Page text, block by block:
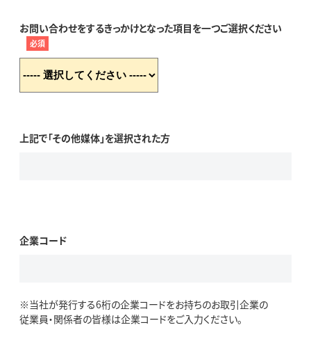
お問い合わせをするきっかけとなった項目を一つご選択ください
必須
上記で「その他媒体」を選択された方
企業コード
※当社が発行する6桁の企業コードをお持ちのお取引企業の
従業員・関係者の皆様は企業コードをご入力ください。